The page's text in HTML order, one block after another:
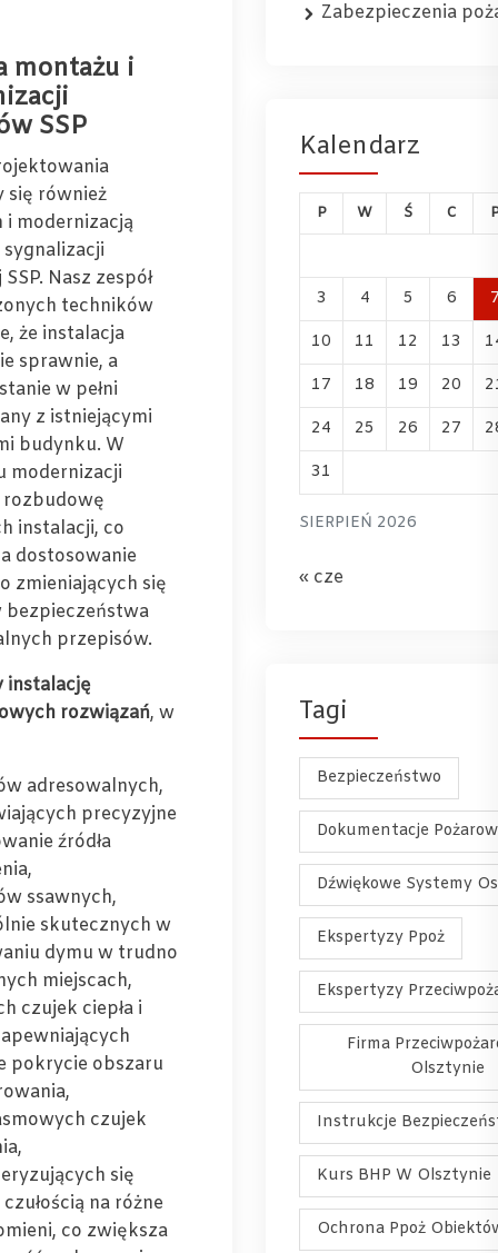
montażu i
SSP
się również
i modernizacją
Nasz zespół
techników
że instalacja
sprawnie, a
w pełni
z istniejącymi
budynku. W
modernizacji
instalacji, co
dostosowanie
zmieniających się
bezpieczeństwa
przepisów.
instalację
rozwiązań, w
adresowalnych,
precyzyjne
źródła
ssawnych,
skutecznych w
dymu w trudno
miejscach,
czujek ciepła i
pokrycie obszaru
czujek
się
na różne
co zwiększa
Zabezpieczenia
Kalendarz
SIERPIEŃ 2026
P W Ś C
3 4 5 6
10 11 12 13
17 18 19 20
24 25 26 27
31
« cze
Tagi
Bezpieczeństwo
Dokumentacje
Dźwiękowe Systemy
Ekspertyzy Ppoż
Ekspertyzy
Firma
Olsztynie
Instrukcje
Kurs BHP W Olsztynie
Ochrona Ppoż